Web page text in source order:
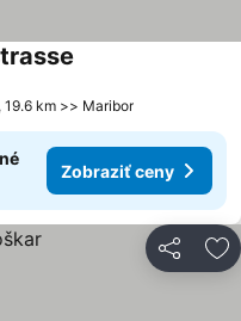
19.6 km >> Maribor
Zobraziť ceny
Zdieľať